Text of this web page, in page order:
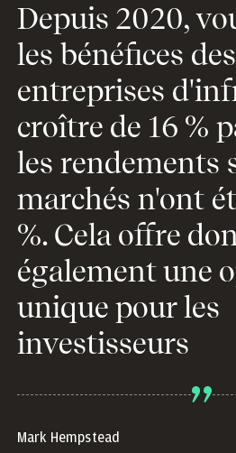
Mark Hempstead
Depuis 2020,
les bénéfices des
entreprises
croître de 16 %
les rendements
marchés n'ont
%. Cela offre
également une
unique pour les
investisseurs